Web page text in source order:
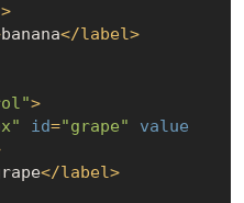
>
banana</label>
>
id="grape"
value
</label>